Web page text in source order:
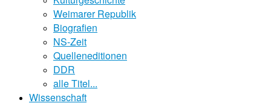
Weimarer Republik
Biografien
NS-Zeit
Quelleneditionen
DDR
alle Titel...
Wissenschaft